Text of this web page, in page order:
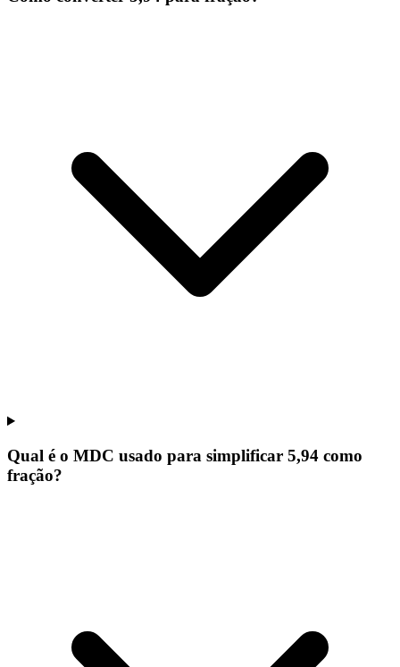
Qual é o MDC usado para simplificar 5,94 como
fração?